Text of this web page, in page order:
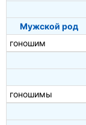
Мужской род
гоношим
гоношимы